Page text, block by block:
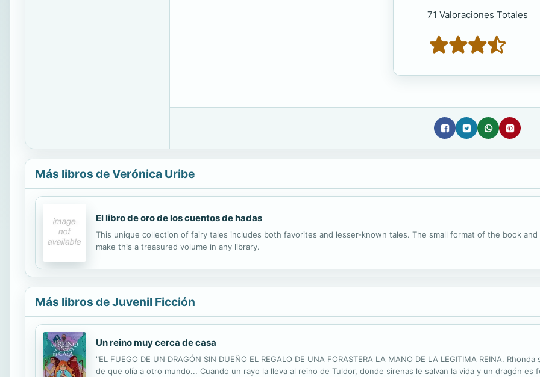
71 Valoraciones Totales
Más libros de Verónica Uribe
El libro de oro de los cuentos de hadas
This unique collection of fairy tales includes both favorites and lesser-known tales. The small format of the book
make this a treasured volume in any library.
Más libros de Juvenil Ficción
Un reino muy cerca de casa
"EL FUEGO DE UN DRAGÓN SIN DUEÑO EL REGALO DE UNA FORASTERA LA MANO DE LA LEGITIMA REINA.
de que olía a otro mundo... Cuando un rayo la lleva al reino de Tuldor, donde sirenas le salvan la vida y un dragón